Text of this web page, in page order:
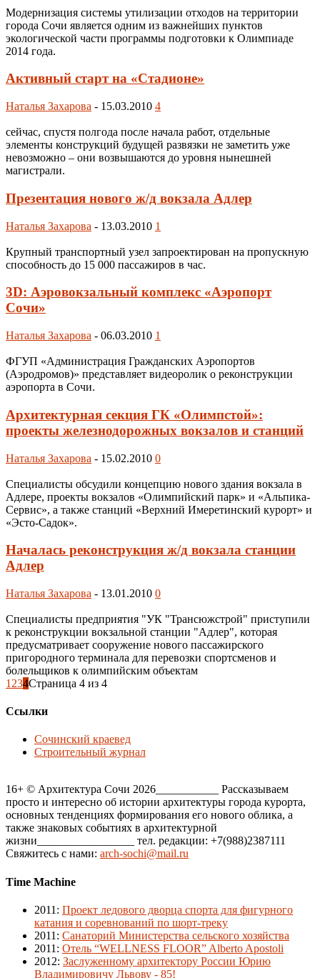
Модернизация системы утилизации отходов на территории
города Сочи является одним из важнейших пунктов
экологической части программы подготовки к Олимпиаде
2014 года.
Активный старт на «Стадионе»
Наталья Захарова - 15.03.2010 4
сейчас, спустя полгода после начала работ, отдельные
элементы конструкций будущей развязки не заметить уже
невозможно – они возвышаются до уровня нынешней
магистрали.
Презентация нового ж/д вокзала Адлер
Наталья Захарова - 13.03.2010 1
Крупный транспортный узел запроектирован на пропускную
способность до 15 000 пассажиров в час.
3D: Аэровокзальный комплекс «Аэропорт
Сочи»
Наталья Захарова - 06.03.2010 1
ФГУП «Администрация Гражданских Аэропортов
(Аэродромов)» представляет видеоролик о реконструкции
аэропорта в Сочи.
Архитектурная секция ГК «Олимпстой»:
проекты железнодорожных вокзалов и станций
Наталья Захарова - 15.02.2010 0
Специалисты обсудили концепцию нового здания вокзала в
Адлере, проекты вокзалов «Олимпийский парк» и «Альпика-
Сервис», а также станций «Верхний Имеретинский курорт» и
«Эсто-Садок».
Началась реконструкция ж/д вокзала станции
Адлер
Наталья Захарова - 13.01.2010 0
Специалисты предприятия "УК "Трансюжстрой" приступили
к реконструкции вокзальной станции "Адлер", которая
предусматривает сооружение нового пассажирского
пригородного терминала для перевозки спортсменов и
болельщиков к олимпийским объектам
1 234Страница 4 из 4
Ссылки
Сочинский краевед
Строительный журнал
16+ © Архитектура Сочи 2026___________ Рассказываем
просто и интересно об истории архитектуры города курорта,
основных тенденциях формирования его нового облика, а
также знаковых событиях в архитектурной
жизни_________________ тел. редакции: +7(988)2387111
Свяжитесь с нами: arch-sochi@mail.ru
Time Machine
2011 : Проект ледового дворца спорта для фигурного
катания и соревнований по шорт-треку
2011 : Санаторий Министерства сельского хозяйства
2011 : Отель “WELLNESS FLOOR” Alberto Apostoli
2012: Заслуженному архитектору России Юрию
Владимировичу Львову - 85!